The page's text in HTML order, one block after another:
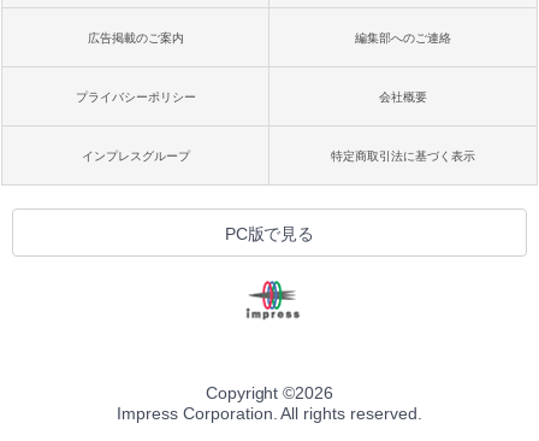
広告掲載のご案内 編集部へのご連絡
プライバシーポリシー 会社概要
インプレスグループ 特定商取引法に基づく表示
PC版で見る
Copyright ©2026
Impress Corporation. All rights reserved.